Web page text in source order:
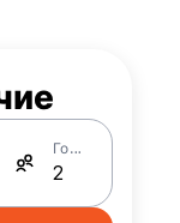
Гости